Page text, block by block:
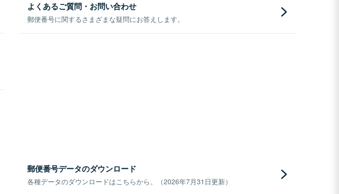
よくあるご質問・お問い合わせ
郵便番号に関するさまざまな疑問にお答えします。
郵便番号データのダウンロード
各種データのダウンロードはこちらから。（2026年7月31日更新）